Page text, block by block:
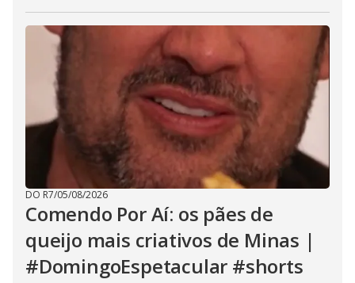
DO R7/05/08/2026
Comendo Por Aí: os pães de
queijo mais criativos de Minas |
#DomingoEspetacular #shorts